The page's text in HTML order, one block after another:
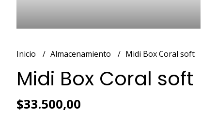
Inicio Almacenamiento Midi Box Coral soft
Midi Box Coral soft
$33.500,00